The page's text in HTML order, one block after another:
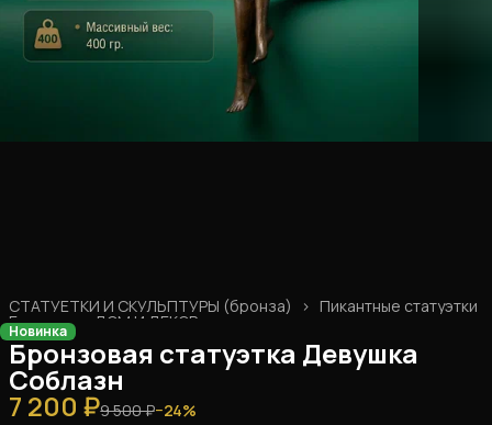
Пикантные статуэтки
СТАТУЕТКИ И СКУЛЬПТУРЫ (бронза) ›
ДОМ И ДЕКОР
Главная
Новинка
Бронзовая статуэтка Девушка
Соблазн
7 200 ₽9 500 ₽−24%